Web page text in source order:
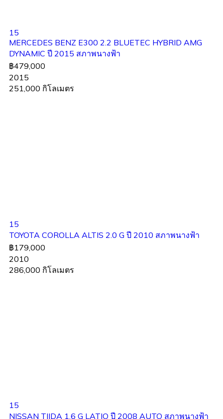
15
MERCEDES BENZ E300 2.2 BLUETEC HYBRID AMG
DYNAMIC ปี 2015 สภาพนางฟ้า
฿479,000
2015
251,000 กิโลเมตร
15
TOYOTA COROLLA ALTIS 2.0 G ปี 2010 สภาพนางฟ้า
฿179,000
2010
286,000 กิโลเมตร
15
NISSAN TIIDA 1.6 G LATIO ปี 2008 AUTO สภาพนางฟ้า